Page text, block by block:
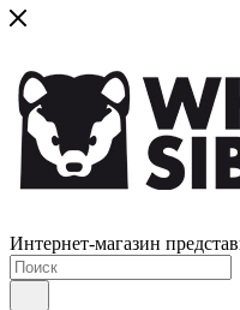
Интернет-магазин